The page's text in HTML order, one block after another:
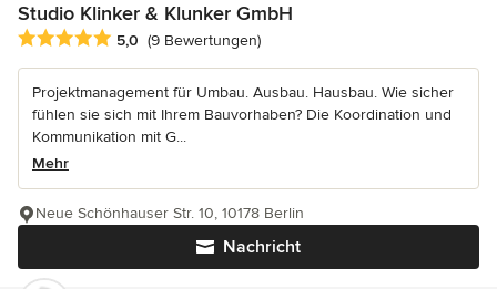
Studio Klinker & Klunker GmbH
Durchschnittliche Bewertung: 5 von 5 Sternen
5,0 (9 Bewertungen)
Projektmanagement für Umbau. Ausbau. Hausbau. Wie sicher
fühlen sie sich mit Ihrem Bauvorhaben? Die Koordination und
Kommunikation mit G...
Mehr
Nachricht
Neue Schönhauser Str. 10, 10178 Berlin